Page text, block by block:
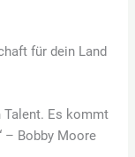
für dein Land
Talent. Es kommt
– Bobby Moore